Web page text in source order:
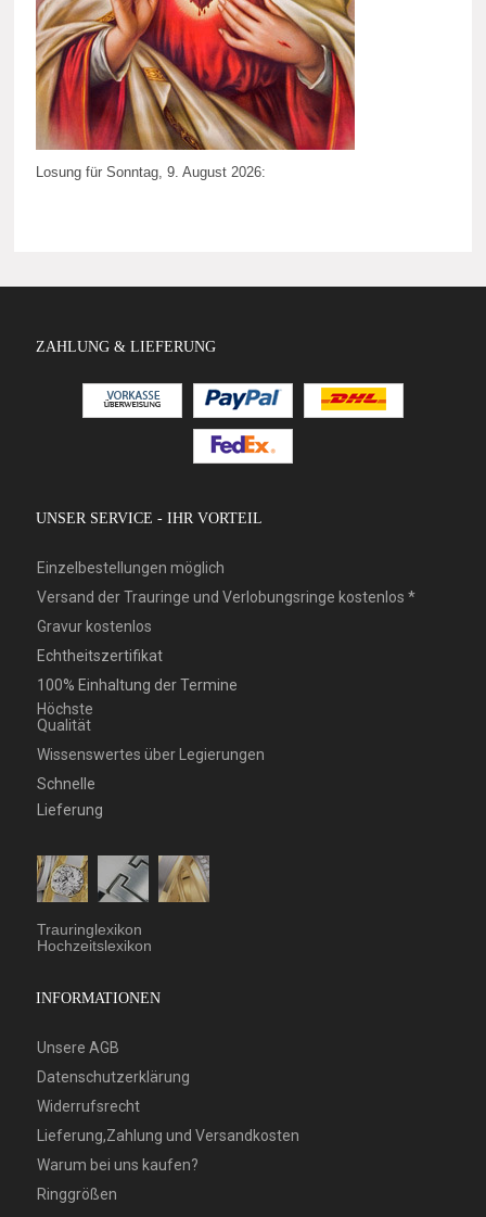
Losung für Sonntag, 9. August 2026:
ZAHLUNG & LIEFERUNG
UNSER SERVICE - IHR VORTEIL
Einzelbestellungen möglich
Versand der Trauringe und Verlobungsringe kostenlos *
Gravur kostenlos
Echtheitszertifikat
100% Einhaltung der Termine
Höchste
Qualität
Wissenswertes über Legierungen
Schnelle
Lieferung
Trauringlexikon
Hochzeitslexikon
INFORMATIONEN
Unsere AGB
Datenschutzerklärung
Widerrufsrecht
Lieferung,Zahlung und Versandkosten
Warum bei uns kaufen?
Ringgrößen